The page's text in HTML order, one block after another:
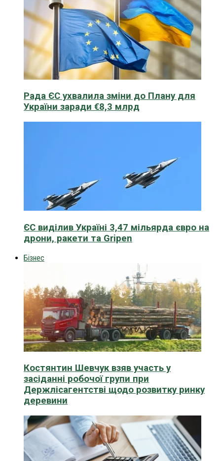
Рада ЄС ухвалила зміни до Плану для
України заради €8,3 млрд
ЄС виділив Україні 3,47 мільярда євро на
дрони, ракети та Gripen
Бізнес
Костянтин Шевчук взяв участь у
засіданні робочої групи при
Держлісагентстві щодо розвитку ринку
деревини